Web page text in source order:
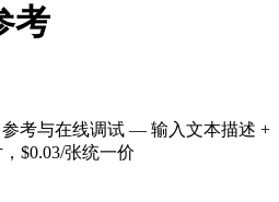
考
参考与在线调试 — 输入文本描述 +
$0.03/张统一价